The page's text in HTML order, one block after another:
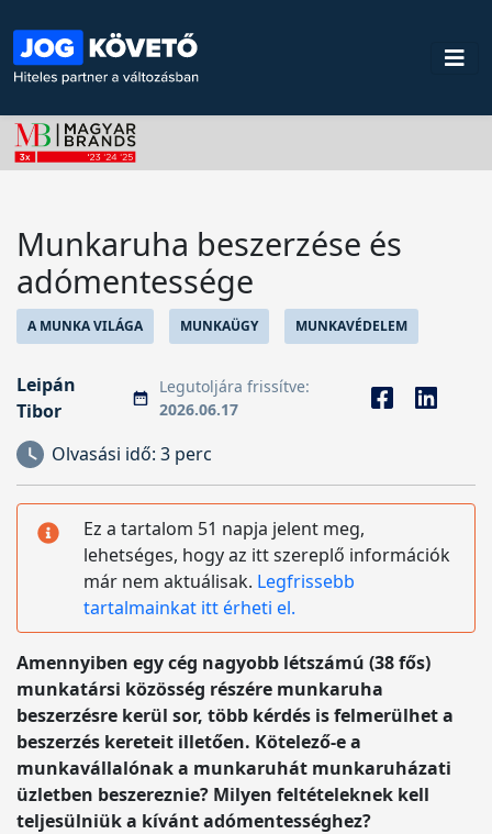
Munkaruha beszerzése és
adómentessége
A MUNKA VILÁGA MUNKAÜGY MUNKAVÉDELEM
Leipán
Tibor
Legutoljára frissítve:
2026.06.17
Olvasási idő: 3 perc
Ez a tartalom 51 napja jelent meg,
lehetséges, hogy az itt szereplő információk
már nem aktuálisak. Legfrissebb
tartalmainkat itt érheti el.
Amennyiben egy cég nagyobb létszámú (38 fős)
munkatársi közösség részére munkaruha
beszerzésre kerül sor, több kérdés is felmerülhet a
beszerzés kereteit illetően. Kötelező-e a
munkavállalónak a munkaruhát munkaruházati
üzletben beszereznie? Milyen feltételeknek kell
teljesülniük a kívánt adómentességhez?